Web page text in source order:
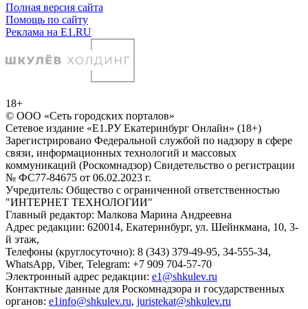
Полная версия сайта
Помощь по сайту
Реклама на E1.RU
18+
© ООО «Сеть городских порталов»
Сетевое издание «Е1.РУ Екатеринбург Онлайн» (18+)
Зарегистрировано Федеральной службой по надзору в сфере
связи, информационных технологий и массовых
коммуникаций (Роскомнадзор) Свидетельство о регистрации
№ ФС77-84675 от 06.02.2023 г.
Учредитель: Общество с ограниченной ответственностью
"ИНТЕРНЕТ ТЕХНОЛОГИИ"
Главный редактор: Малкова Марина Андреевна
Адрес редакции: 620014, Екатеринбург, ул. Шейнкмана, 10, 3-
й этаж,
Телефоны (круглосуточно): 8 (343) 379-49-95, 34-555-34,
WhatsApp, Viber, Telegram: +7 909 704-57-70
Электронный адрес редакции: e1@shkulev.ru
Контактные данные для Роскомнадзора и государственных
органов: e1info@shkulev.ru, juristekat@shkulev.ru